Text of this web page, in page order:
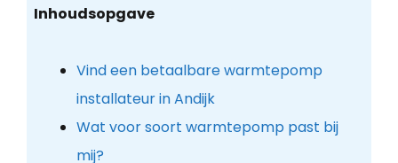
Inhoudsopgave
Vind een betaalbare warmtepomp
installateur in Andijk
Wat voor soort warmtepomp past bij
mij?